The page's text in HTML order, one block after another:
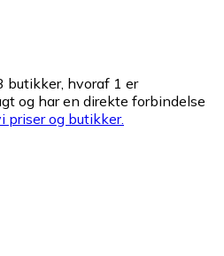
butikker, hvoraf 1 er
og har en direkte forbindelse
priser og butikker.